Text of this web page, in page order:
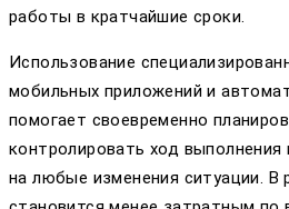
работы в кратчайшие сроки.
Использование
мобильных приложений и
помогает своевременно
контролировать ход выполнения
на любые изменения ситуации. В